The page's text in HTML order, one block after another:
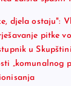
djela ostaju":
pitke
u
„komunalnog